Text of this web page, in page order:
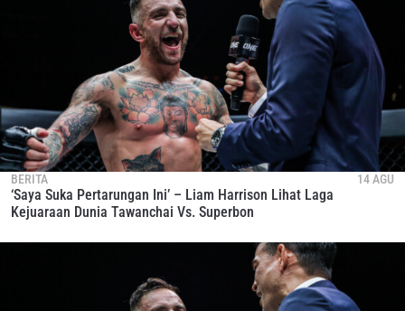
BERITA 14 AGU
‘Saya Suka Pertarungan Ini’ – Liam Harrison Lihat Laga
Kejuaraan Dunia Tawanchai Vs. Superbon
LAWAN
IKUTI PERKEMBANGAN TERBARU
Bawa ONE Championship kemana pun anda pergi!
Daftar sekarang untuk mendapat akses ke berita
terbaru, tawaran spesial, dan akses awal untuk kursi